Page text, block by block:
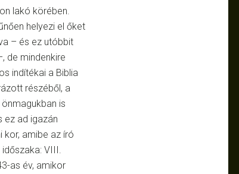
lakó körében.
helyezi el őket
– és ez utóbbit
de mindenkire
indítékai a Biblia
részéből, a
is
ez ad igazán
kor, amibe az író
VIII.
as év, amikor